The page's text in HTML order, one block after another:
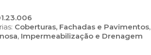
Coberturas, Fachadas e Pavimentos,
, Impermeabilização e Drenagem